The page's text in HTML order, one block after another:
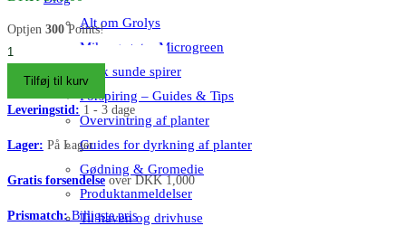
Alt om Grolys
Mikrogrønt – Microgreen
Dyrk sunde spirer
Forspiring – Guides & Tips
Overvintring af planter
Guides for dyrkning af planter
Gødning & Gromedie
Produktanmeldelser
Til haven og drivhuse
Optjen 300Points!
Strømskinne
Sort
til
3F
Grolys
2m
antal
Tilføj til kurv
Leveringstid: 1 - 3 dage
Lager: På Lager
Gratis forsendelseover DKK 1,000
Prismatch:Billigste pris